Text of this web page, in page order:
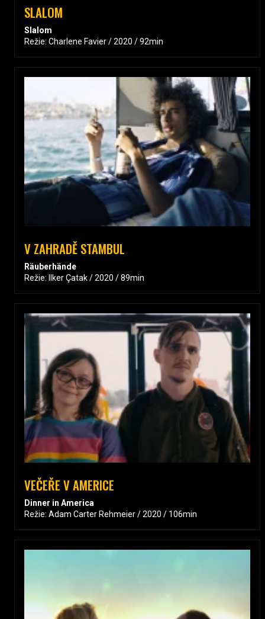
SLALOM
Slalom
Režie: Charlene Favier / 2020 / 92min
V ZAHRADĚ STAMBUL
Räuberhände
Režie: Ilker Çatak / 2020 / 89min
VEČEŘE V AMERICE
Dinner in America
Režie: Adam Carter Rehmeier / 2020 / 106min